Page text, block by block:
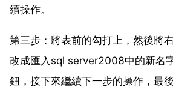
續操作。
第三步：將表前的勾打上，然後將
改成匯入sql server2008中的新名
鈕，接下來繼續下一步的操作，最後